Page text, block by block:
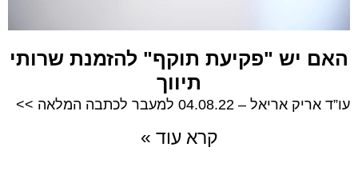
האם יש "פקיעת תוקף" להזמנת שרותי
תיווך
עו”ד אריק אריאל – 04.08.22 למעבר לכתבה המלאה >>
קרא עוד »